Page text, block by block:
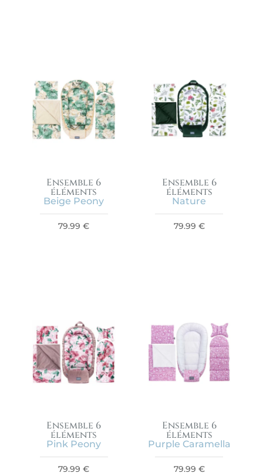
Ensemble 6
éléments
Beige Peony
79.99€
Ensemble 6
éléments
Nature
79.99 €
Ensemble 6
éléments
Pink Peony
79.99€
Ensemble 6
éléments
Purple Caramella
79.99 €